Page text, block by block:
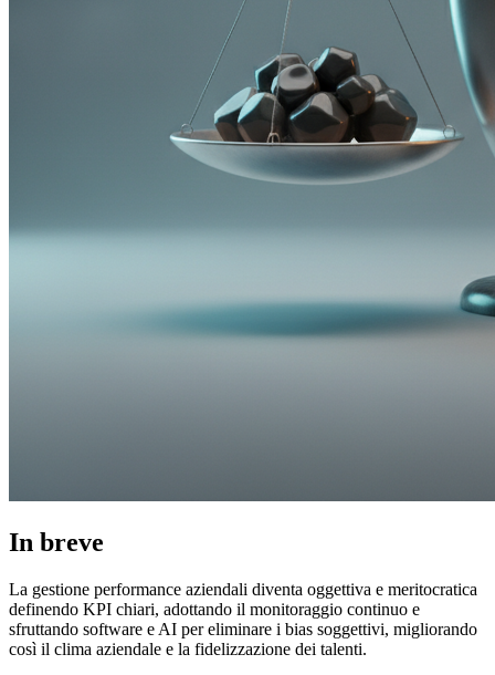
In breve
La gestione performance aziendali diventa oggettiva e meritocratica
definendo KPI chiari, adottando il monitoraggio continuo e
sfruttando software e AI per eliminare i bias soggettivi, migliorando
così il clima aziendale e la fidelizzazione dei talenti.